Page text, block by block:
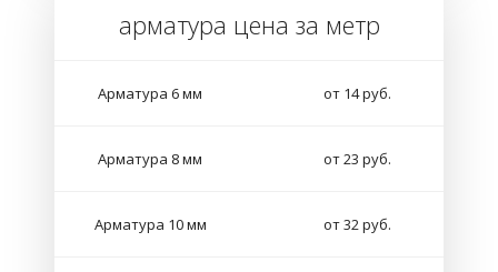
арматура цена за метр
Арматура 6 мм от 14 руб.
Арматура 8 мм от 23 руб.
Арматура 10 мм от 32 руб.